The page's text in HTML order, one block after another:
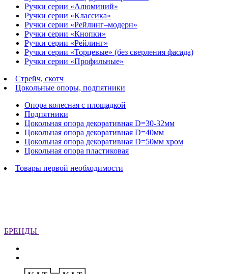
Ручки серии «Алюминий»
Ручки серии «Классика»
Ручки серии «Рейлинг–модерн»
Ручки серии «Кнопки»
Ручки серии «Рейлинг»
Ручки серии «Торцевые» (без сверления фасада)
Ручки серии «Профильные»
Стрейч, скотч
Цокольные опоры, подпятники
Опора колесная с площадкой
Подпятники
Цокольная опора декоративная D=30-32мм
Цокольная опора декоративная D=40мм
Цокольная опора декоративная D=50мм хром
Цокольная опора пластиковая
Товары первой необходимости
БРЕНДЫ